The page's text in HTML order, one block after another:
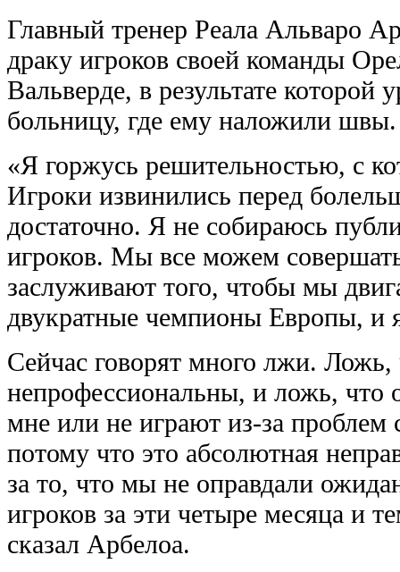
Главный тренер Реала Альваро
драку игроков своей команды
Вальверде, в результате которой
больницу, где ему наложили швы.
«Я горжусь решительностью, с
Игроки извинились перед
достаточно. Я не собираюсь
игроков. Мы все можем
заслуживают того, чтобы мы
двукратные чемпионы Европы, и
Сейчас говорят много лжи. Ложь,
непрофессиональны, и ложь, что
мне или не играют из-за
потому что это абсолютная
за то, что мы не оправдали
игроков за эти четыре месяца и
сказал Арбелоа.